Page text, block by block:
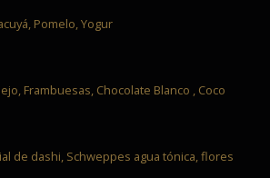
Pomelo, Yogur
Frambuesas, Chocolate Blanco , Coco
de dashi, Schweppes agua tónica, flores